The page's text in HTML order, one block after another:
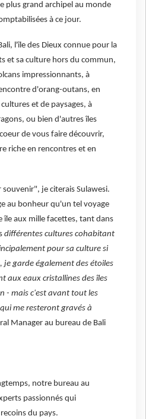
plus grand archipel au monde
à ce jour.
l'île des Dieux connue pour la
et sa culture hors du commun,
impressionnants, à
d'orang-outans, en
et de paysages, à
ou bien d'autres îles
de vous faire découvrir,
riche en rencontres et en
je citerais Sulawesi.
au bonheur qu'un tel voyage
île aux mille facettes, tant dans
différentes cultures cohabitant
pour sa culture si
je garde également des étoiles
aux eaux cristallines des îles
- mais c'est avant tout les
me resteront gravés à
Manager au bureau de Bali
notre bureau au
passionnés qui
du pays.